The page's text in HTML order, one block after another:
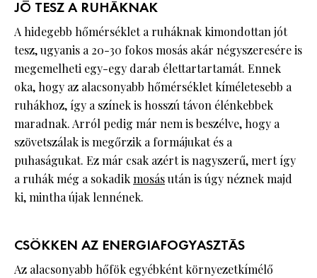
JÓ TESZ A RUHÁKNAK
A hidegebb hőmérséklet a ruháknak kimondottan jót
tesz, ugyanis a 20-30 fokos mosás akár négyszeresére is
megemelheti egy-egy darab élettartartamát. Ennek
oka, hogy az alacsonyabb hőmérséklet kíméletesebb a
ruhákhoz, így a színek is hosszú távon élénkebbek
maradnak. Arról pedig már nem is beszélve, hogy a
szövetszálak is megőrzik a formájukat és a
puhaságukat. Ez már csak azért is nagyszerű, mert így
a ruhák még a sokadikmosásután is úgy néznek majd
ki, mintha újak lennének.
CSÖKKEN AZ ENERGIAFOGYASZTÁS
Az alacsonyabb hőfök egyébként környezetkímélő